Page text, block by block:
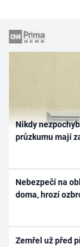
Nikdy
průzkumu mají
Nebezpečí na
doma, hrozí
Zemřel už před